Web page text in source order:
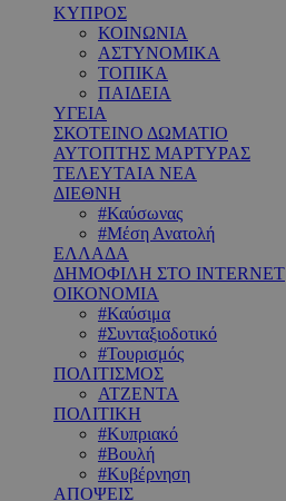
ΚΥΠΡΟΣ
ΚΟΙΝΩΝΙΑ
ΑΣΤΥΝΟΜΙΚΑ
ΤΟΠΙΚΑ
ΠΑΙΔΕΙΑ
ΥΓΕΙΑ
ΣΚΟΤΕΙΝΟ ΔΩΜΑΤΙΟ
ΑΥΤΟΠΤΗΣ ΜΑΡΤΥΡΑΣ
ΤΕΛΕΥΤΑΙΑ ΝΕΑ
ΔΙΕΘΝΗ
#Καύσωνας
#Μέση Ανατολή
ΕΛΛΑΔΑ
ΔΗΜΟΦΙΛΗ ΣΤΟ INTERNET
ΟΙΚΟΝΟΜΙΑ
#Καύσιμα
#Συνταξιοδοτικό
#Τουρισμός
ΠΟΛΙΤΙΣΜΟΣ
ΑΤΖΕΝΤΑ
ΠΟΛΙΤΙΚΗ
#Κυπριακό
#Βουλή
#Κυβέρνηση
ΑΠΟΨΕΙΣ